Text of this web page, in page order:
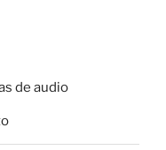
de audio